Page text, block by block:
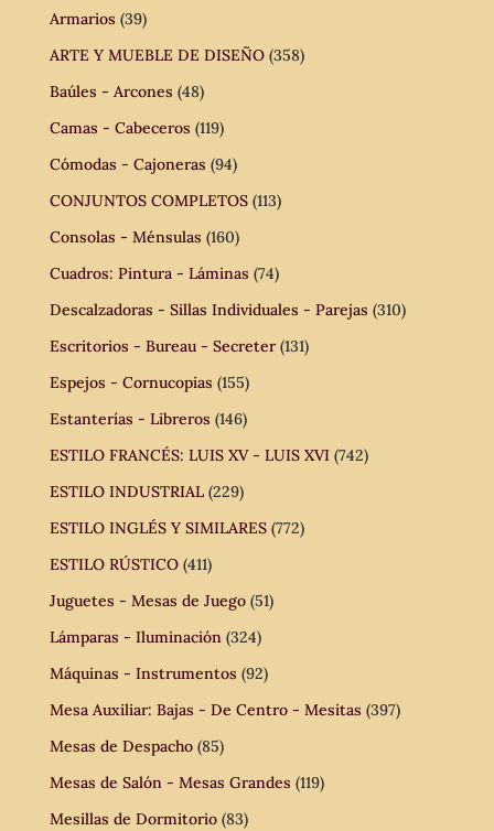
Armarios (39)
ARTE Y MUEBLE DE DISEÑO (358)
Baúles - Arcones (48)
Camas - Cabeceros (119)
Cómodas - Cajoneras (94)
CONJUNTOS COMPLETOS (113)
Consolas - Ménsulas (160)
Cuadros: Pintura - Láminas (74)
Descalzadoras - Sillas Individuales - Parejas (310)
Escritorios - Bureau - Secreter (131)
Espejos - Cornucopias (155)
Estanterías - Libreros (146)
ESTILO FRANCÉS: LUIS XV - LUIS XVI (742)
ESTILO INDUSTRIAL (229)
ESTILO INGLÉS Y SIMILARES (772)
ESTILO RÚSTICO (411)
Juguetes - Mesas de Juego (51)
Lámparas - Iluminación (324)
Máquinas - Instrumentos (92)
Mesa Auxiliar: Bajas - De Centro - Mesitas (397)
Mesas de Despacho (85)
Mesas de Salón - Mesas Grandes (119)
Mesillas de Dormitorio (83)